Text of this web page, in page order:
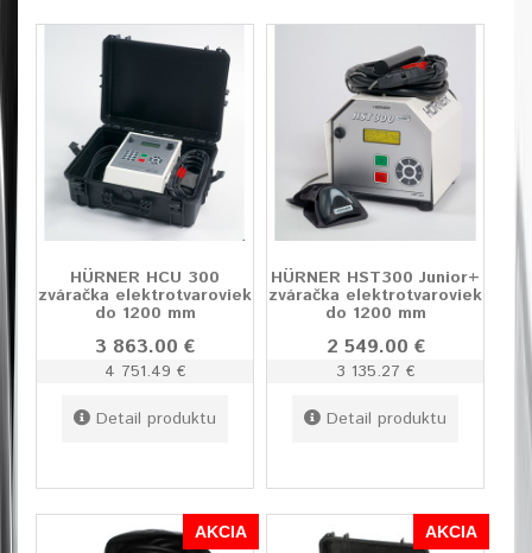
HÜRNER HCU 300
zváračka elektrotvaroviek
do 1200 mm
3 863.00 €
4 751.49 €
Detail produktu
HÜRNER HST300 Junior+
zváračka elektrotvaroviek
do 1200 mm
2 549.00 €
3 135.27 €
Detail produktu
AKCIA AKCIA